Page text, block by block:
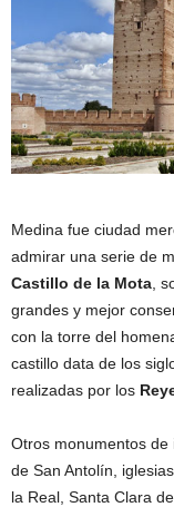
Medina fue ciudad
admirar una serie de
Castillo de la Mota ,
grandes y mejor
con la torre del
castillo data de los
realizadas por los
Otros monumentos de
de San Antolín,
la Real, Santa Clara